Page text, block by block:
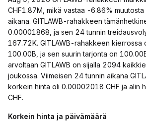
CHF1.87M, mikä vastaa -6.86%
aikana. GITLAWB-rahakkeen
0.00001868, ja sen 24 tunnin
167.72K. GITLAWB-rahakkeen kierrossa
100.00B, ja sen suurin tarjonta on
arvoltaan GITLAWB on sijalla 2094
joukossa. Viimeisen 24 tunnin aikana
korkein hinta oli 0.00002018 CHF ja alin
CHF.
Korkein hinta ja päivämäärä